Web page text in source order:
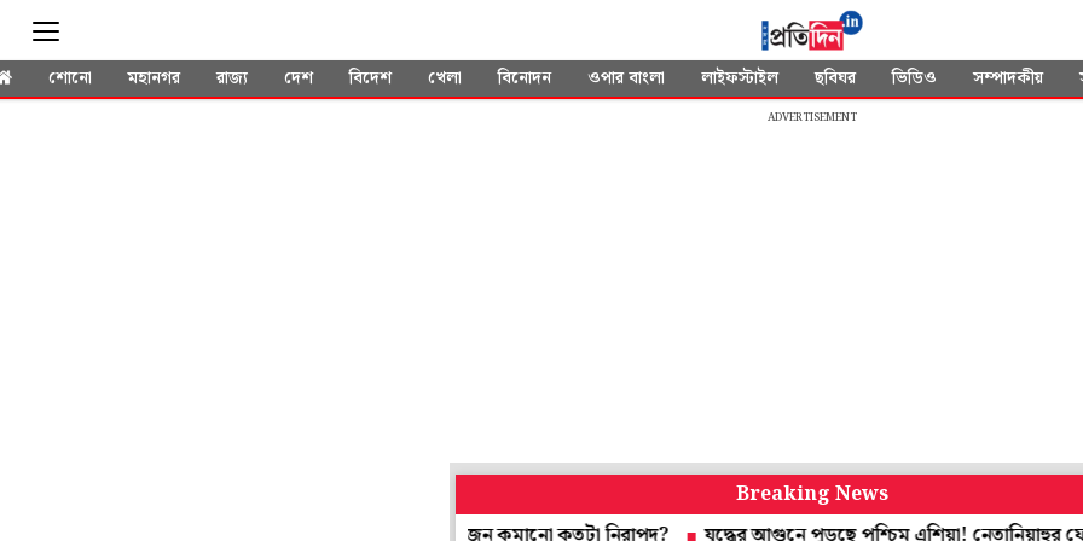
শোনো মহানগর রাজ্য দেশ বিদেশ খেলা বিনোদন ওপার বাংলা লাইফস্টাইল ছবিঘর ভিডিও সম্পাদকীয়
ADVERTISEMENT
Breaking News